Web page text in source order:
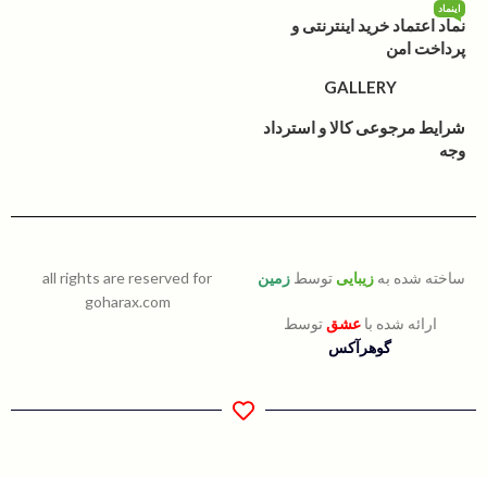
نماد اعتماد خرید اینترنتی و
پرداخت امن
اینماد
GALLERY
شرایط مرجوعی کالا و استرداد
وجه
ساخته شده به زیبایی توسط زمین
ارائه شده باعشق توسط
گوهرآکس
all rights are reserved for
goharax.com